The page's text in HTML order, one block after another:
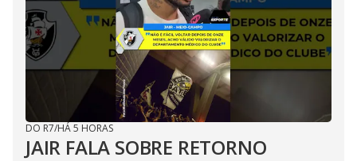
DO R7/HÁ 5 HORAS
JAIR FALA SOBRE RETORNO